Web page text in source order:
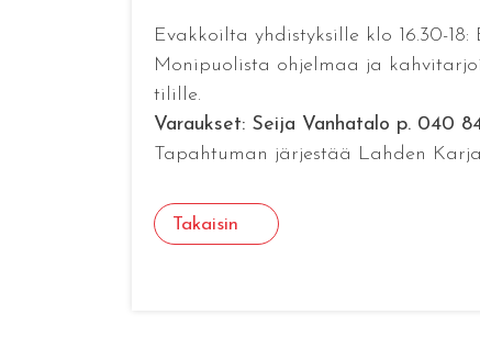
Evakkoilta yhdistyksille klo 16.30-
Monipuolista ohjelmaa ja
tilille.
Varaukset: Seija Vanhatalo p. 040
Tapahtuman järjestää Lahden
Takaisin